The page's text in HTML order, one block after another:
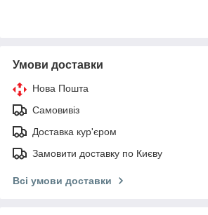
Умови доставки
Нова Пошта
Самовивіз
Доставка кур'єром
Замовити доставку по Києву
Всі умови доставки